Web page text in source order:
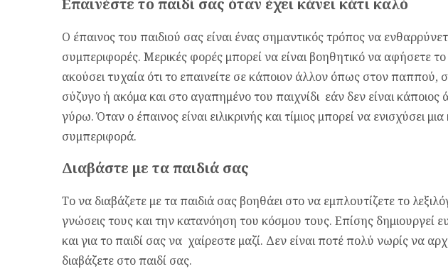
Επαινέστε το παιδί σας όταν έχει κάνει κάτι καλό
Ο έπαινος του παιδιού σας είναι ένας σημαντικός τρόπος να
συμπεριφορές. Μερικές φορές μπορεί να είναι βοηθητικό να αφήσετε
ακούσει τυχαία ότι το επαινείτε σε κάποιον άλλον όπως στον παππού,
σύζυγο ή ακόμα και στο αγαπημένο του παιχνίδι εάν δεν είναι κάποιος
γύρω. Όταν ο έπαινος είναι ειλικρινής και τίμιος μπορεί να ενισχύσει
συμπεριφορά.
Διαβάστε με τα παιδιά σας
Το να διαβάζετε με τα παιδιά σας βοηθάει στο να εμπλουτίζετε το
γνώσεις τους και την κατανόηση του κόσμου τους. Επίσης δημιουργεί
και για το παιδί σας να χαίρεστε μαζί. Δεν είναι ποτέ πολύ νωρίς να
διαβάζετε στο παιδί σας.